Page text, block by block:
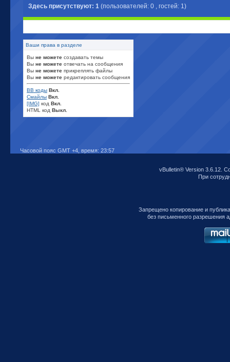
Здесь присутствуют: 1 (пользователей: 0 , гостей: 1)
Ваши права в разделе
Вы не можете создавать темы
Вы не можете отвечать на сообщения
Вы не можете прикреплять файлы
Вы не можете редактировать сообщения
BB коды Вкл.
Смайлы Вкл.
[IMG] код Вкл.
HTML код Выкл.
Часовой пояс GMT +4, время: 23:57
vBulletin® Version 3.6.12.
При
Запрещено копирование и
без письменного разрешения